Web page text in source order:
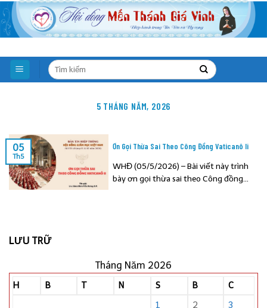
Skip
to
content
5 THÁNG NĂM, 2026
Ơn Gọi Thừa Sai Theo Công Đồng Vaticanô Ii
WHĐ (05/5/2026) – Bài viết này trình
bày ơn gọi thừa sai theo Công đồng...
05
Th5
LƯU TRỮ
Tháng Năm 2026
H B T N S B C
1 2
3